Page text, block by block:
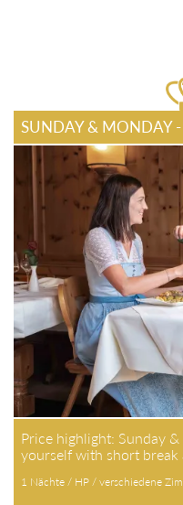
SUNDAY & MONDAY -
Price highlight: Sunday
yourself with short break
1 Nächte / HP / verschiedene